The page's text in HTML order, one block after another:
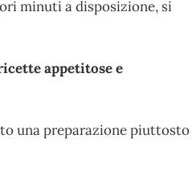
minuti a disposizione, si
appetitose e
una preparazione piuttosto